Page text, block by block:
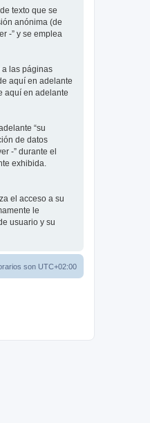
texto que se
anónima (de
-” y se emplea
a las páginas
aquí en adelante
aquí en adelante
“su
de datos
-” durante el
exhibida.
el acceso a su
le
usuario y su
son UTC+02:00